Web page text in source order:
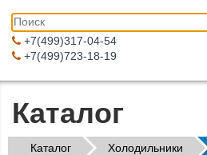
+7(499)317-04-54
+7(499)723-18-19
Каталог
Каталог Холодильники